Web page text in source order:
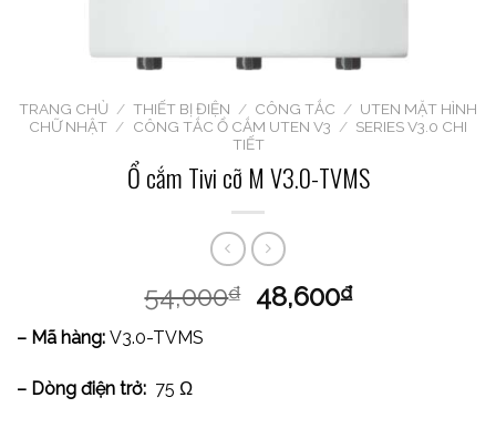
TRANG CHỦ / THIẾT BỊ ĐIỆN / CÔNG TẮC / UTEN MẶT HÌNH
CHỮ NHẬT / CÔNG TẮC Ổ CẮM UTEN V3 / SERIES V3.0 CHI
TIẾT
Ổ cắm Tivi cỡ M V3.0-TVMS
54,000₫ 48,600₫
– Mã hàng: V3.0-TVMS
– Dòng điện trở: 75 Ω